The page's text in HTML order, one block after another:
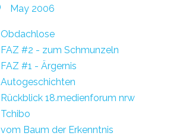
May 2006
Obdachlose
FAZ #2 - zum Schmunzeln
FAZ #1 - Ärgernis
Autogeschichten
Rückblick 18.medienforum nrw
Tchibo
vom Baum der Erkenntnis